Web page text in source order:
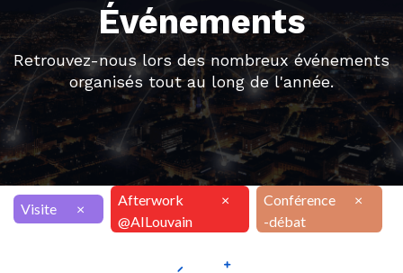
Événements
Retrouvez-nous lors des nombreux événements
organisés tout au long de l'année.
Visite ×
Afterwork
@AILouvain
×
Conférence
-débat
×